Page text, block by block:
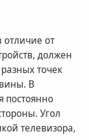
отличие от
должен
точек
В
постоянно
Угол
телевизора,